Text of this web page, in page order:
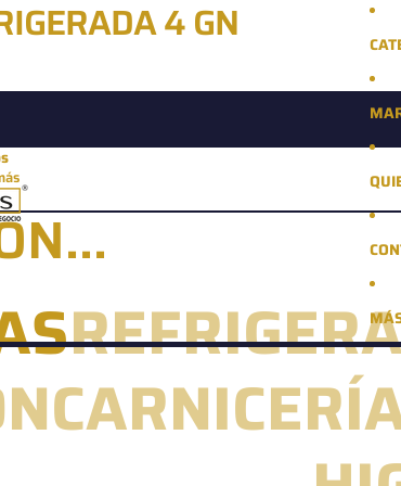
4 GN